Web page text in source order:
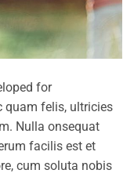
for
quam felis, ultricies
Nulla onsequat
facilis est et
cum soluta nobis